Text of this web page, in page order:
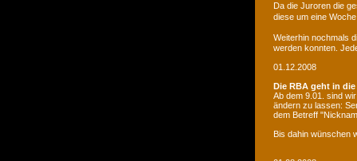
Da die Juroren die
diese um eine
Weiterhin nochmals
werden konnten.
01.12.2008
Die RBA geht in
Ab dem 9.01. sind
ändern zu lassen:
dem Betreff
Bis dahin wünschen